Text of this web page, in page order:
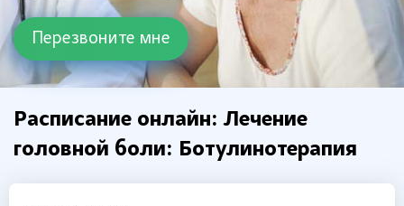
Расписание онлайн: Лечение
головной боли: Ботулинотерапия